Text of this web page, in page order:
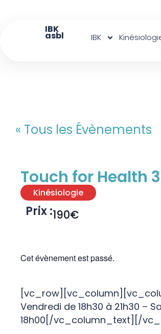
IBK
asbl IBK
« Tous les Évènements
Touch for Health 3
Kinésiologie
Prix :190€
Cet évènement est passé.
Vendredi de 18h30 à 21h30 –
18h00[/vc_column_text][/